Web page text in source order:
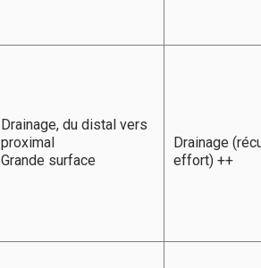
Drainage, du distal vers
proximal
Grande surface
Drainage
effort) ++